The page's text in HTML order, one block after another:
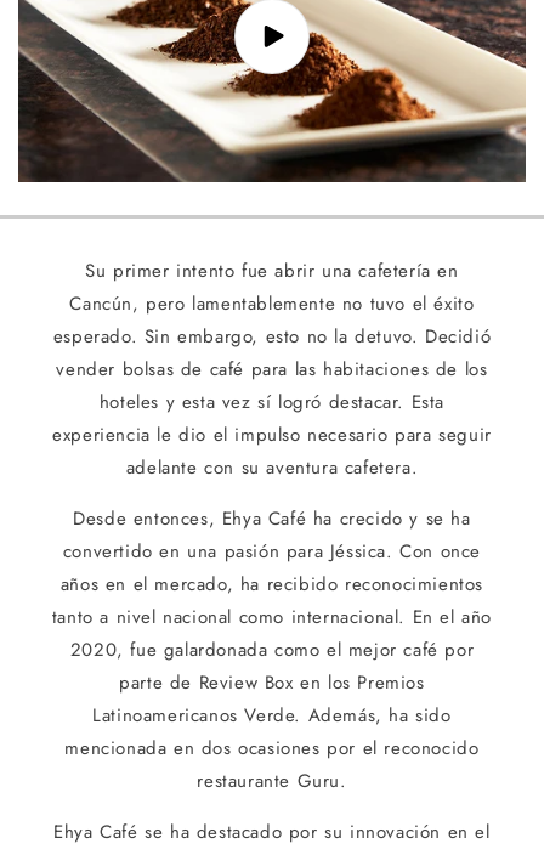
Su primer intento fue abrir una cafetería en
Cancún, pero lamentablemente no tuvo el éxito
esperado. Sin embargo, esto no la detuvo. Decidió
vender bolsas de café para las habitaciones de los
hoteles y esta vez sí logró destacar. Esta
experiencia le dio el impulso necesario para seguir
adelante con su aventura cafetera.
Desde entonces, Ehya Café ha crecido y se ha
convertido en una pasión para Jéssica. Con once
años en el mercado, ha recibido reconocimientos
tanto a nivel nacional como internacional. En el año
2020, fue galardonada como el mejor café por
parte de Review Box en los Premios
Latinoamericanos Verde. Además, ha sido
mencionada en dos ocasiones por el reconocido
restaurante Guru.
Ehya Café se ha destacado por su innovación en el